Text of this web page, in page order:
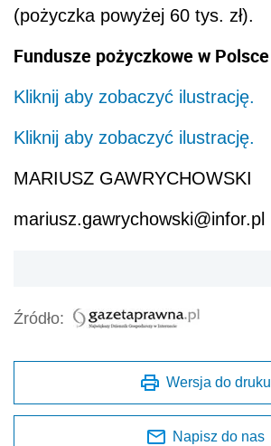
(pożyczka powyżej 60 tys. zł).
Fundusze pożyczkowe w Polsce
Kliknij aby zobaczyć ilustrację.
Kliknij aby zobaczyć ilustrację.
MARIUSZ GAWRYCHOWSKI
mariusz.gawrychowski@infor.pl
Źródło:
Wersja do druku
Napisz do nas